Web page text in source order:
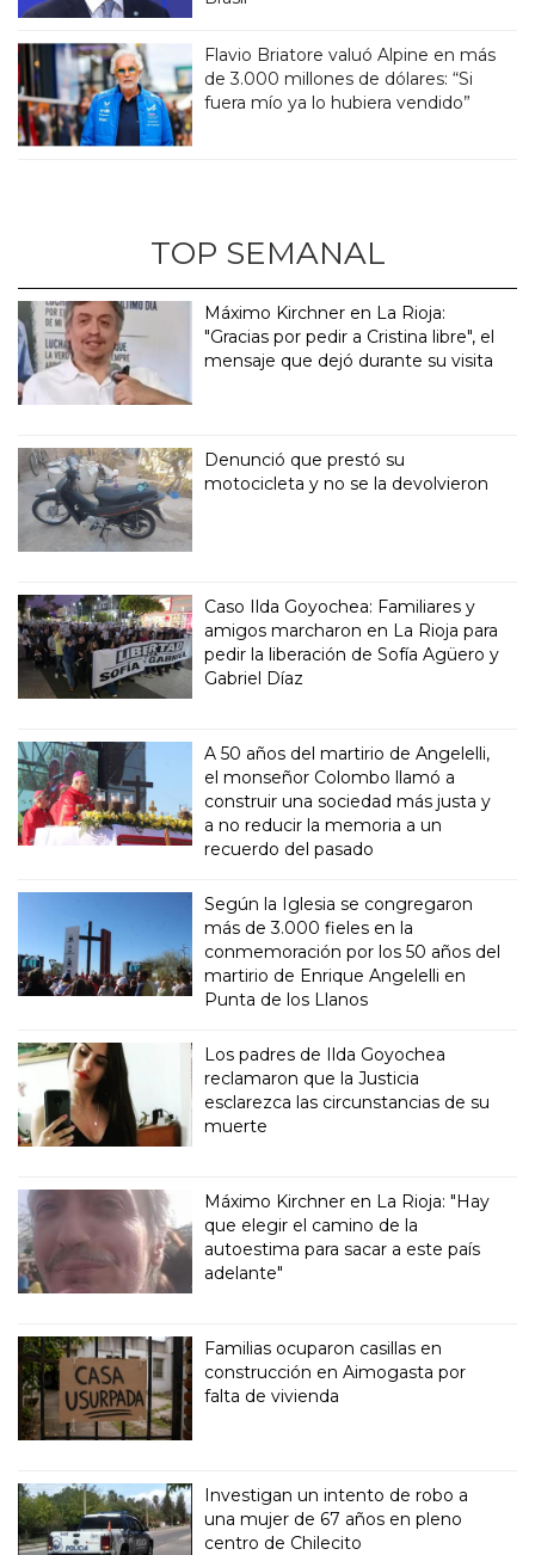
Flavio Briatore valuó Alpine en más
de 3.000 millones de dólares: “Si
fuera mío ya lo hubiera vendido”
TOP SEMANAL
Máximo Kirchner en La Rioja:
"Gracias por pedir a Cristina libre", el
mensaje que dejó durante su visita
Denunció que prestó su
motocicleta y no se la devolvieron
Caso Ilda Goyochea: Familiares y
amigos marcharon en La Rioja para
pedir la liberación de Sofía Agüero y
Gabriel Díaz
A 50 años del martirio de Angelelli,
el monseñor Colombo llamó a
construir una sociedad más justa y
a no reducir la memoria a un
recuerdo del pasado
Según la Iglesia se congregaron
más de 3.000 fieles en la
conmemoración por los 50 años del
martirio de Enrique Angelelli en
Punta de los Llanos
Los padres de Ilda Goyochea
reclamaron que la Justicia
esclarezca las circunstancias de su
muerte
Máximo Kirchner en La Rioja: "Hay
que elegir el camino de la
autoestima para sacar a este país
adelante"
Familias ocuparon casillas en
construcción en Aimogasta por
falta de vivienda
Investigan un intento de robo a
una mujer de 67 años en pleno
centro de Chilecito